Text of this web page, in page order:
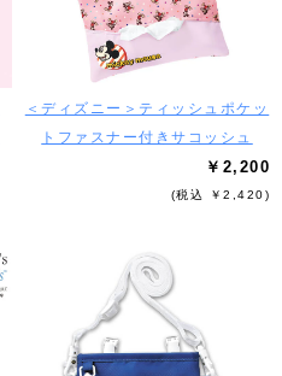
＜ディズニー＞ティッシュポケッ
トファスナー付きサコッシュ
￥2,200
(税込 ￥2,420)